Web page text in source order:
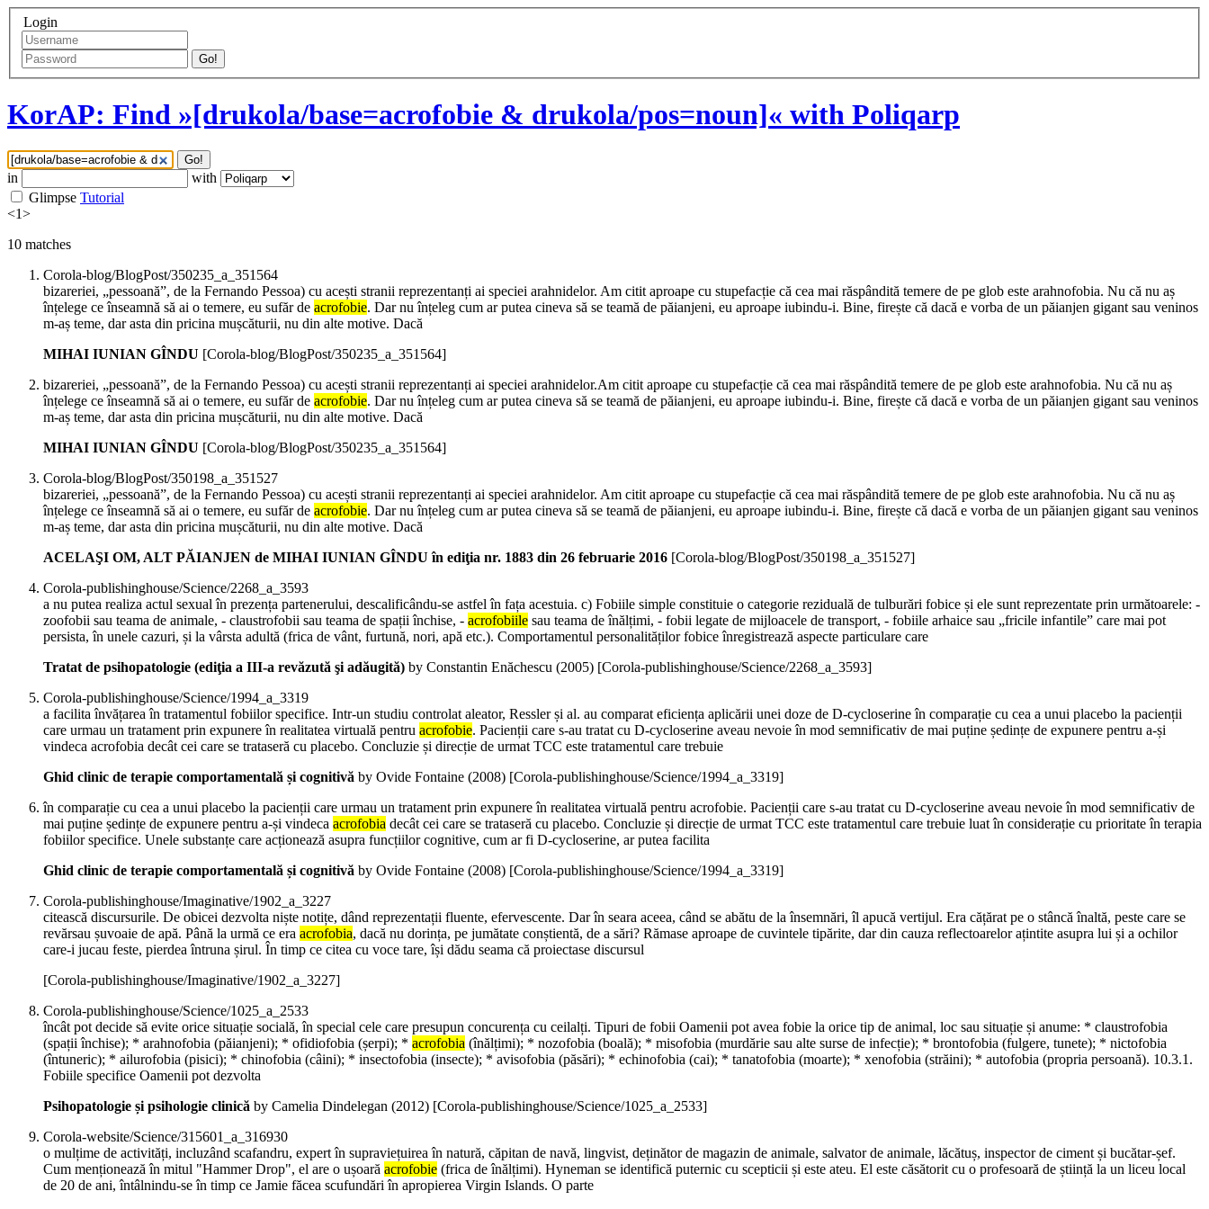
Login
Go!
KorAP: Find »[drukola/base=acrofobie & drukola/pos=noun]« with Poliqarp
Go!
in
with
Glimpse Tutorial
<1>
10 matches
Corola-blog/BlogPost/350235_a_351564
bizareriei, „pessoană”, de la Fernando Pessoa) cu acești stranii reprezentanți ai speciei arahnidelor. Am citit aproape cu stupefacție că cea mai răspândită temere de pe glob este arahnofobia. Nu că nu aș
înțelege ce înseamnă să ai o temere, eu sufăr de acrofobie. Dar nu înțeleg cum ar putea cineva să se teamă de păianjeni, eu aproape iubindu-i. Bine, firește că dacă e vorba de un păianjen gigant sau veninos
m-aș teme, dar asta din pricina mușcăturii, nu din alte motive. Dacă
MIHAI IUNIAN GÎNDU [Corola-blog/BlogPost/350235_a_351564]
bizareriei, „pessoană”, de la Fernando Pessoa) cu acești stranii reprezentanți ai speciei arahnidelor.Am citit aproape cu stupefacție că cea mai răspândită temere de pe glob este arahnofobia. Nu că nu aș
înțelege ce înseamnă să ai o temere, eu sufăr de acrofobie. Dar nu înțeleg cum ar putea cineva să se teamă de păianjeni, eu aproape iubindu-i. Bine, firește că dacă e vorba de un păianjen gigant sau veninos
m-aș teme, dar asta din pricina mușcăturii, nu din alte motive. Dacă
MIHAI IUNIAN GÎNDU [Corola-blog/BlogPost/350235_a_351564]
Corola-blog/BlogPost/350198_a_351527
bizareriei, „pessoană”, de la Fernando Pessoa) cu acești stranii reprezentanți ai speciei arahnidelor. Am citit aproape cu stupefacție că cea mai răspândită temere de pe glob este arahnofobia. Nu că nu aș
înțelege ce înseamnă să ai o temere, eu sufăr de acrofobie. Dar nu înțeleg cum ar putea cineva să se teamă de păianjeni, eu aproape iubindu-i. Bine, firește că dacă e vorba de un păianjen gigant sau veninos
m-aș teme, dar asta din pricina mușcăturii, nu din alte motive. Dacă
ACELAŞI OM, ALT PĂIANJEN de MIHAI IUNIAN GÎNDU în ediţia nr. 1883 din 26 februarie 2016 [Corola-blog/BlogPost/350198_a_351527]
Corola-publishinghouse/Science/2268_a_3593
a nu putea realiza actul sexual în prezența partenerului, descalificându-se astfel în fața acestuia. c) Fobiile simple constituie o categorie reziduală de tulburări fobice și ele sunt reprezentate prin următoarele: -
zoofobii sau teama de animale, - claustrofobii sau teama de spații închise, - acrofobiile sau teama de înălțimi, - fobii legate de mijloacele de transport, - fobiile arhaice sau „fricile infantile” care mai pot
persista, în unele cazuri, și la vârsta adultă (frica de vânt, furtună, nori, apă etc.). Comportamentul personalităților fobice înregistrează aspecte particulare care
Tratat de psihopatologie (ediţia a III-a revăzută şi adăugită) by Constantin Enăchescu (2005) [Corola-publishinghouse/Science/2268_a_3593]
Corola-publishinghouse/Science/1994_a_3319
a facilita învățarea în tratamentul fobiilor specifice. Intr-un studiu controlat aleator, Ressler și al. au comparat eficiența aplicării unei doze de D-cycloserine în comparație cu cea a unui placebo la pacienții
care urmau un tratament prin expunere în realitatea virtuală pentru acrofobie. Pacienții care s-au tratat cu D-cycloserine aveau nevoie în mod semnificativ de mai puține ședințe de expunere pentru a-și
vindeca acrofobia decât cei care se trataseră cu placebo. Concluzie și direcție de urmat TCC este tratamentul care trebuie
Ghid clinic de terapie comportamentală și cognitivă by Ovide Fontaine (2008) [Corola-publishinghouse/Science/1994_a_3319]
în comparație cu cea a unui placebo la pacienții care urmau un tratament prin expunere în realitatea virtuală pentru acrofobie. Pacienții care s-au tratat cu D-cycloserine aveau nevoie în mod semnificativ de
mai puține ședințe de expunere pentru a-și vindeca acrofobia decât cei care se trataseră cu placebo. Concluzie și direcție de urmat TCC este tratamentul care trebuie luat în considerație cu prioritate în terapia
fobiilor specifice. Unele substanțe care acționează asupra funcțiilor cognitive, cum ar fi D-cycloserine, ar putea facilita
Ghid clinic de terapie comportamentală și cognitivă by Ovide Fontaine (2008) [Corola-publishinghouse/Science/1994_a_3319]
Corola-publishinghouse/Imaginative/1902_a_3227
citească discursurile. De obicei dezvolta niște notițe, dând reprezentații fluente, efervescente. Dar în seara aceea, când se abătu de la însemnări, îl apucă vertijul. Era cățărat pe o stâncă înaltă, peste care se
revărsau șuvoaie de apă. Până la urmă ce era acrofobia, dacă nu dorința, pe jumătate conștientă, de a sări? Rămase aproape de cuvintele tipărite, dar din cauza reflectoarelor ațintite asupra lui și a ochilor
care-i jucau feste, pierdea întruna șirul. În timp ce citea cu voce tare, își dădu seama că proiectase discursul
[Corola-publishinghouse/Imaginative/1902_a_3227]
Corola-publishinghouse/Science/1025_a_2533
încât pot decide să evite orice situație socială, în special cele care presupun concurența cu ceilalți. Tipuri de fobii Oamenii pot avea fobie la orice tip de animal, loc sau situație și anume: * claustrofobia
(spații închise); * arahnofobia (păianjeni); * ofidiofobia (șerpi); * acrofobia (înălțimi); * nozofobia (boală); * misofobia (murdărie sau alte surse de infecție); * brontofobia (fulgere, tunete); * nictofobia
(întuneric); * ailurofobia (pisici); * chinofobia (câini); * insectofobia (insecte); * avisofobia (păsări); * echinofobia (cai); * tanatofobia (moarte); * xenofobia (străini); * autofobia (propria persoană). 10.3.1.
Fobiile specifice Oamenii pot dezvolta
Psihopatologie și psihologie clinică by Camelia Dindelegan (2012) [Corola-publishinghouse/Science/1025_a_2533]
Corola-website/Science/315601_a_316930
o mulțime de activități, incluzând scafandru, expert în supraviețuirea în natură, căpitan de navă, lingvist, deținător de magazin de animale, salvator de animale, lăcătuș, inspector de ciment și bucătar-șef.
Cum menționează în mitul "Hammer Drop", el are o ușoară acrofobie (frica de înălțimi). Hyneman se identifică puternic cu scepticii și este ateu. El este căsătorit cu o profesoară de știință la un liceu local
de 20 de ani, întâlnindu-se în timp ce Jamie făcea scufundări în apropierea Virgin Islands. O parte